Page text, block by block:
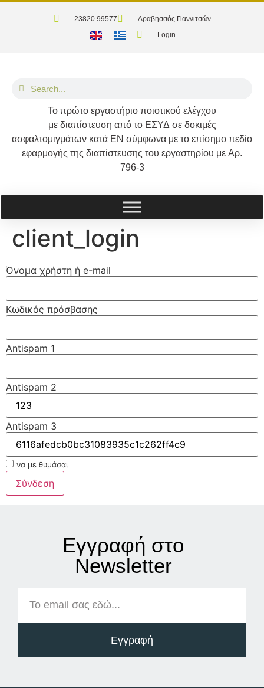
23820 99577
Αραβησσός Γιαννιτσών
Login
Το πρώτο εργαστήριο ποιοτικού ελέγχου
με διαπίστευση από το ΕΣΥΔ σε δοκιμές
ασφαλτομιγμάτων κατά ΕΝ σύμφωνα με το επίσημο πεδίο
εφαρμογής της διαπίστευσης του εργαστηρίου με Αρ.
796-3
client_login
Όνομα χρήστη ή e-mail
Κωδικός πρόσβασης
Antispam 1
Antispam 2
Antispam 3
να με θυμάσαι
Σύνδεση
Εγγραφή στο
Νewsletter
Εγγραφή